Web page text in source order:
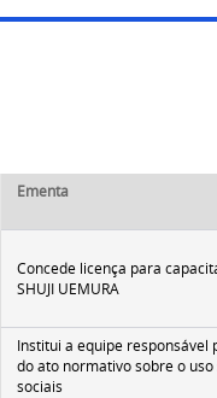
Ementa
Concede licença para
SHUJI UEMURA
Institui a equipe responsável
do ato normativo sobre o
sociais